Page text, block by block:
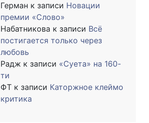
Герман к записи Новации
премии «Слово»
Набатникова к записи Всё
постигается только через
любовь
Радж к записи «Суета» на 160-
ти
ФТ к записи Каторжное клеймо
критика